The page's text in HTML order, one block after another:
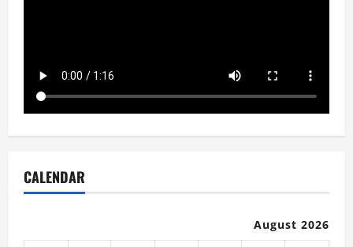
CALENDAR
August 2026